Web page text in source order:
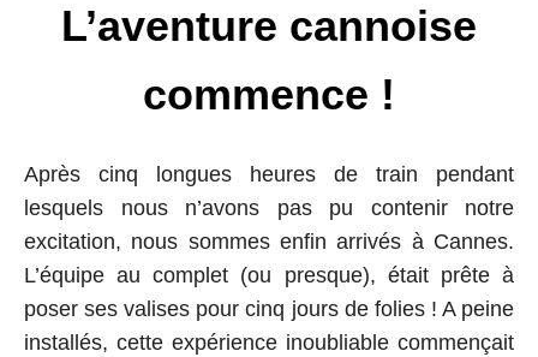
L’aventure cannoise
commence !
Après cinq longues heures de train pendant
lesquels nous n’avons pas pu contenir notre
excitation, nous sommes enfin arrivés à Cannes.
L’équipe au complet (ou presque), était prête à
poser ses valises pour cinq jours de folies ! A peine
installés, cette expérience inoubliable commençait